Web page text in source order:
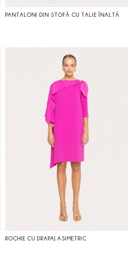
PANTALONI DIN STOFĂ CU TALIE ÎNALTĂ
ROCHIE CU DRAPAJ ASIMETRIC